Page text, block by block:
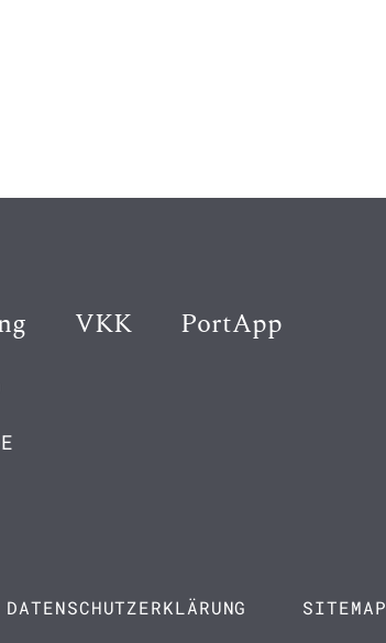
VKK PortApp
DATENSCHUTZERKLÄRUNG SITEMAP